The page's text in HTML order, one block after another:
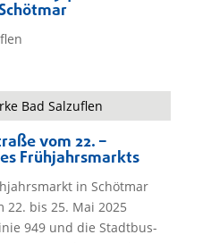
Bad Salzuflen
vom 22. –
Frühjahrsmarkts
in Schötmar
22. bis 25. Mai 2025
949 und die Stadtbus-